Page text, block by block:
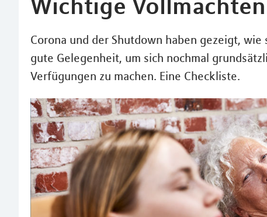
Corona und der Shutdown haben gezeigt,
gute Gelegenheit, um sich nochmal
Verfügungen zu machen. Eine Checkliste.